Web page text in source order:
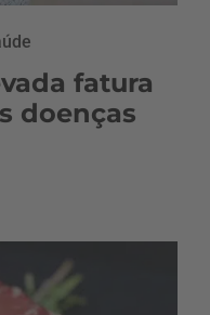
fatura
doenças